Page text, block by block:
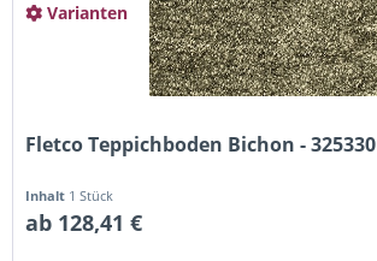
Fletco Teppichboden Bichon - 325330
Inhalt 1 Stück
ab 128,41 €
Varianten